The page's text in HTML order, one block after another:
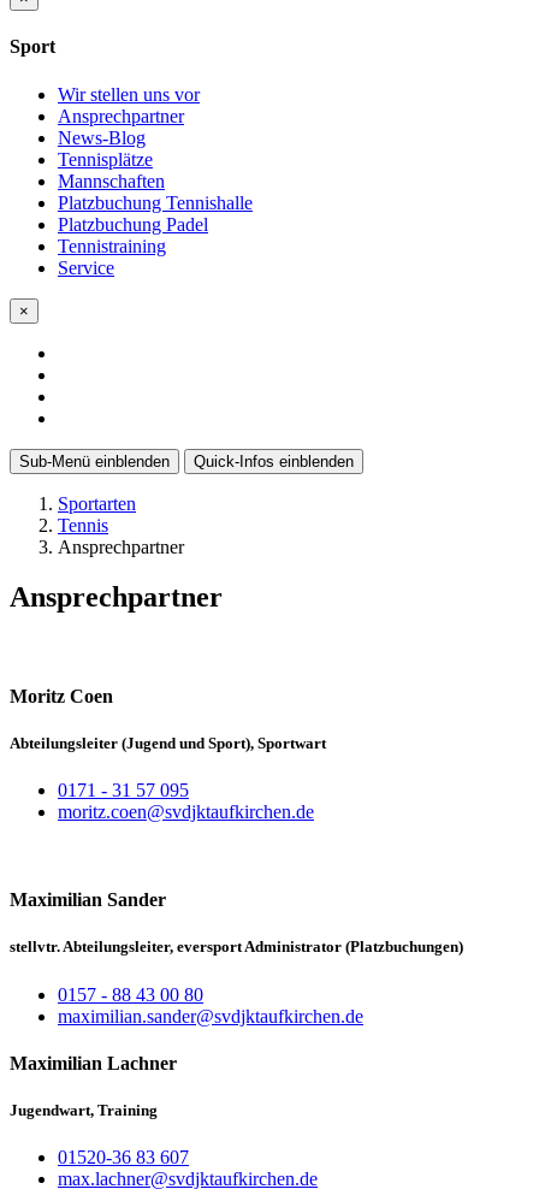
Sport
Wir stellen uns vor
Ansprechpartner
News-Blog
Tennisplätze
Mannschaften
Platzbuchung Tennishalle
Platzbuchung Padel
Tennistraining
Service
×
Sub-Menü einblenden Quick-Infos einblenden
Sportarten
Tennis
Ansprechpartner
Ansprechpartner
Moritz Coen
Abteilungsleiter (Jugend und Sport), Sportwart
0171 - 31 57 095
moritz.coen@svdjktaufkirchen.de
Maximilian Sander
stellvtr. Abteilungsleiter, eversport Administrator (Platzbuchungen)
0157 - 88 43 00 80
maximilian.sander@svdjktaufkirchen.de
Maximilian Lachner
Jugendwart, Training
01520-36 83 607
max.lachner@svdjktaufkirchen.de